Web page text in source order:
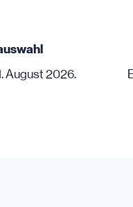
August 2026.